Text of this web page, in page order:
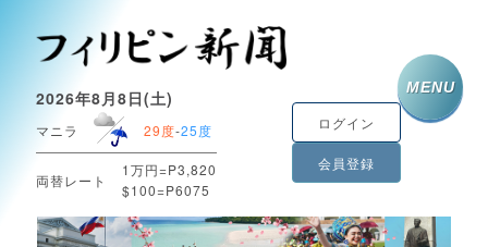
2026年8月8日(土)
マニラ 29度-25度
両替レート
1万円=P3,820
$100=P6075
ログイン
会員登録
MENU